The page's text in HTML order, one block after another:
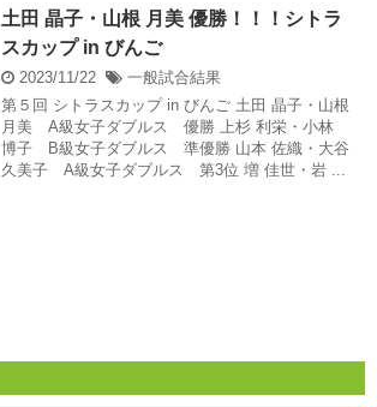
土田 晶子・山根 月美 優勝！！！シトラ
スカップ in びんご
2023/11/22
一般試合結果
第５回 シトラスカップ in びんご 土田 晶子・山根
月美 A級女子ダブルス 優勝 上杉 利栄・小林
博子 B級女子ダブルス 準優勝 山本 佐織・大谷
久美子 A級女子ダブルス 第3位 増 佳世・岩 ...